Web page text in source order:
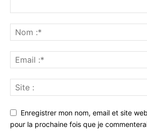
Enregistrer mon nom, email et site
pour la prochaine fois que je